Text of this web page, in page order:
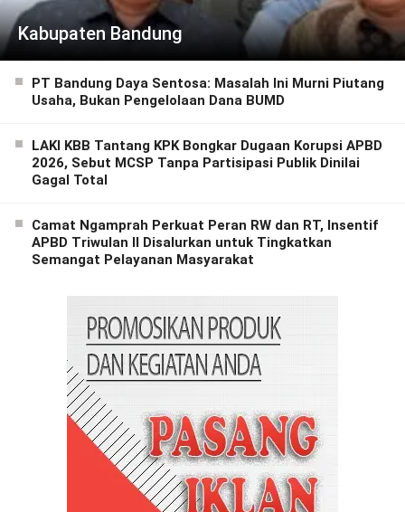
Kabupaten Bandung
PT Bandung Daya Sentosa: Masalah Ini Murni Piutang
Usaha, Bukan Pengelolaan Dana BUMD
LAKI KBB Tantang KPK Bongkar Dugaan Korupsi APBD
2026, Sebut MCSP Tanpa Partisipasi Publik Dinilai
Gagal Total
Camat Ngamprah Perkuat Peran RW dan RT, Insentif
APBD Triwulan II Disalurkan untuk Tingkatkan
Semangat Pelayanan Masyarakat